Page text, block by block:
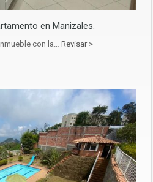
en Manizales.
con la… Revisar >